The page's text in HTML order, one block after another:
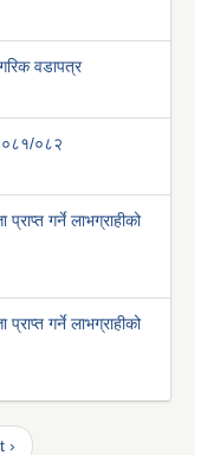
वडापत्र
०८२
गर्ने लाभग्राहीको
गर्ने लाभग्राहीको
›